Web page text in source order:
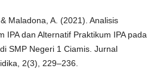
Maladona, A. (2021). Analisis
IPA dan Alternatif Praktikum IPA pada
SMP Negeri 1 Ciamis. Jurnal
2(3), 229–236.